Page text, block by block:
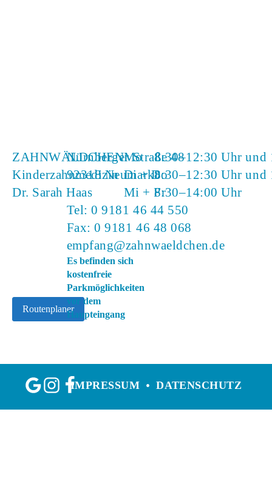
ZAHNWÄLDCHEN
Kinderzahnmedizin
Dr. Sarah Haas
Routenplaner
Nürnberger Straße 48
92318 Neumarkt
Tel:0 9181 46 44 550
Fax: 0 9181 46 48 068
empfang@zahnwaeldchen.de
Es befinden sich
kostenfreie
Parkmöglichkeiten
vor dem
Haupteingang
Mo
Di + Do
Mi + Fr
8:30–12:30 Uhr und
8:30–12:30 Uhr und
8:30–14:00 Uhr
IMPRESSUM DATENSCHUTZ